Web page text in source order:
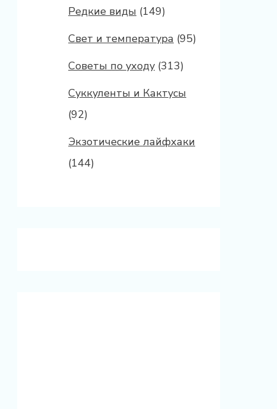
Редкие виды (149)
Свет и температура (95)
Советы по уходу (313)
Суккуленты и Кактусы
(92)
Экзотические лайфхаки
(144)